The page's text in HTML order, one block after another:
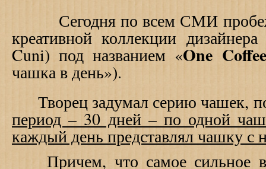
Сегодня по всем СМИ
креативной коллекции
Cuni) под названием «One
чашка в день»).
Творец задумал серию чашек,
период – 30 дней – по одной
каждый день представлял чашку с
Причем, что самое сильное в